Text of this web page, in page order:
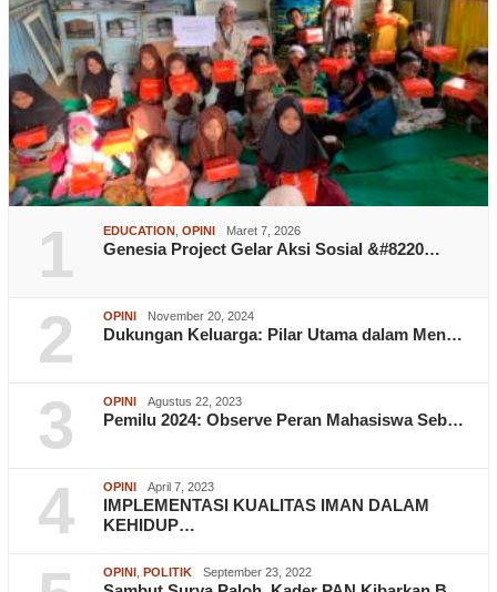
1 EDUCATION OPINI Maret 7, 2026
Genesia Project Gelar Aksi Sosial &#8220…
2 OPINI November 20, 2024
Dukungan Keluarga: Pilar Utama dalam Men…
3 OPINI Agustus 22, 2023
Pemilu 2024: Observe Peran Mahasiswa Seb…
4 OPINI April 7, 2023
IMPLEMENTASI KUALITAS IMAN DALAM
KEHIDUP…
OPINI POLITIK September 23, 2022